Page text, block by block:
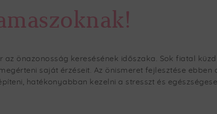
az önazonosság keresésének időszaka. Sok fiatal
saját érzéseit. Az önismeret fejlesztése
hatékonyabban kezelni a stresszt és